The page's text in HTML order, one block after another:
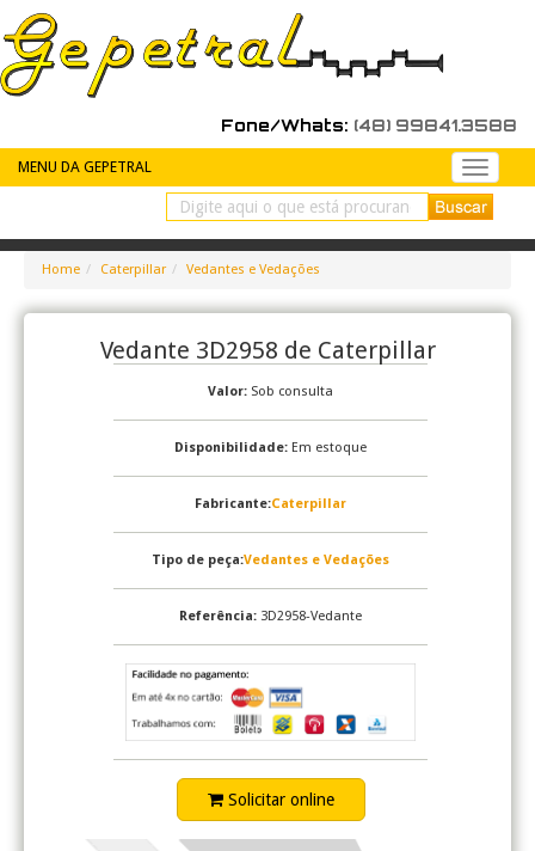
Fone/Whats: (48) 99841.3588
MENU DA GEPETRAL
Peças
de
Home Caterpillar Vedantes e Vedações
Vedante 3D2958 de Caterpillar
Valor: Sob consulta
Disponibilidade: Em estoque
Fabricante:Caterpillar
Tipo de peça:Vedantes e Vedações
Referência: 3D2958-Vedante
Solicitar online